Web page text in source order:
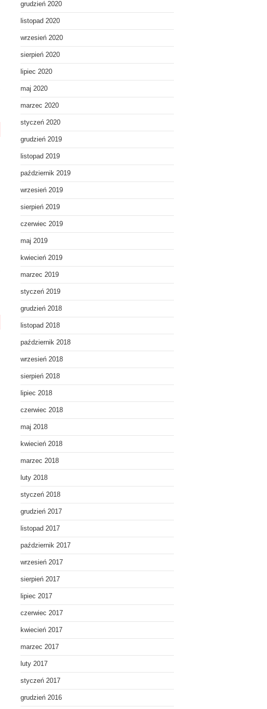
grudzień 2020
listopad 2020
wrzesień 2020
sierpień 2020
lipiec 2020
maj 2020
marzec 2020
styczeń 2020
grudzień 2019
listopad 2019
październik 2019
wrzesień 2019
sierpień 2019
czerwiec 2019
maj 2019
kwiecień 2019
marzec 2019
styczeń 2019
grudzień 2018
listopad 2018
październik 2018
wrzesień 2018
sierpień 2018
lipiec 2018
czerwiec 2018
maj 2018
kwiecień 2018
marzec 2018
luty 2018
styczeń 2018
grudzień 2017
listopad 2017
październik 2017
wrzesień 2017
sierpień 2017
lipiec 2017
czerwiec 2017
kwiecień 2017
marzec 2017
luty 2017
styczeń 2017
grudzień 2016